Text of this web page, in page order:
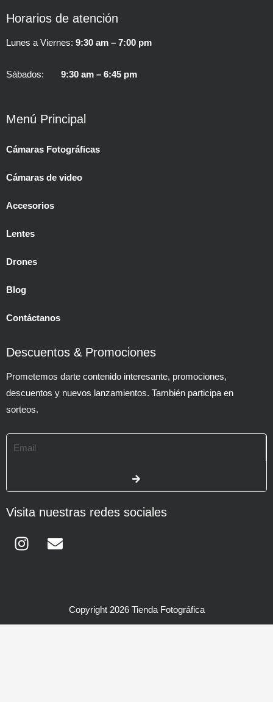
Horarios de atención
Lunes a Viernes: 9:30 am – 7:00 pm
Sábados: 9:30 am – 6:45 pm
Menú Principal
Cámaras Fotográficas
Cámaras de video
Accesorios
Lentes
Drones
Blog
Contáctanos
Descuentos & Promociones
Prometemos darte contenido interesante, promociones,
descuentos y nuevos lanzamientos. También participa en
sorteos.
Visita nuestras redes sociales
InstagramEnvelope
Copyright 2026 Tienda Fotográfica